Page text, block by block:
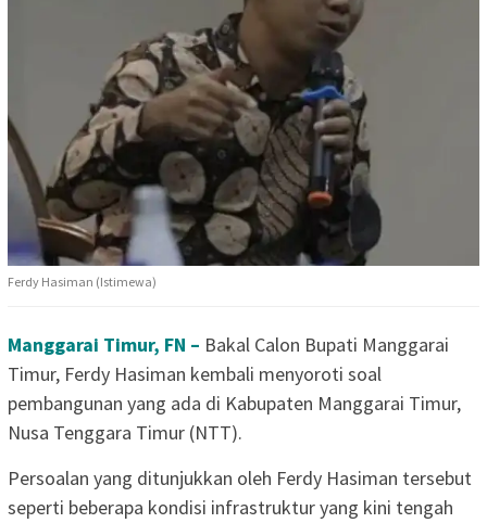
Ferdy Hasiman (Istimewa)
Manggarai Timur, FN – Bakal Calon Bupati Manggarai
Timur, Ferdy Hasiman kembali menyoroti soal
pembangunan yang ada di Kabupaten Manggarai Timur,
Nusa Tenggara Timur (NTT).
Persoalan yang ditunjukkan oleh Ferdy Hasiman tersebut
seperti beberapa kondisi infrastruktur yang kini tengah